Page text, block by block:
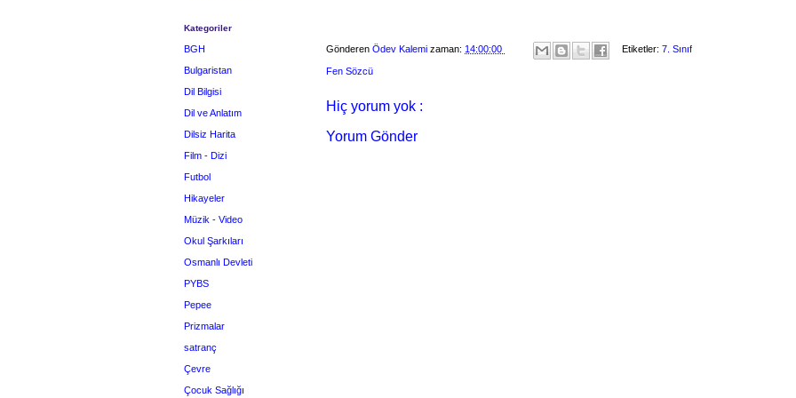
Gönderen Ödev Kalemi zaman: 14:00:00 Etiketler: 7. Sınıf
Fen Sözcü
Hiç yorum yok :
Yorum Gönder
Kategoriler
BGH
Bulgaristan
Dil Bilgisi
Dil ve Anlatım
Dilsiz Harita
Film - Dizi
Futbol
Hikayeler
Müzik - Video
Okul Şarkıları
Osmanlı Devleti
PYBS
Pepee
Prizmalar
satranç
Çevre
Çocuk Sağlığı